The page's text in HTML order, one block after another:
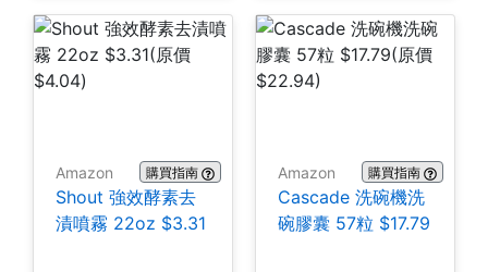
Amazon 購買指南
Shout 強效酵素去
漬噴霧 22oz $3.31
Amazon 購買指南
Cascade 洗碗機洗
碗膠囊 57粒 $17.79